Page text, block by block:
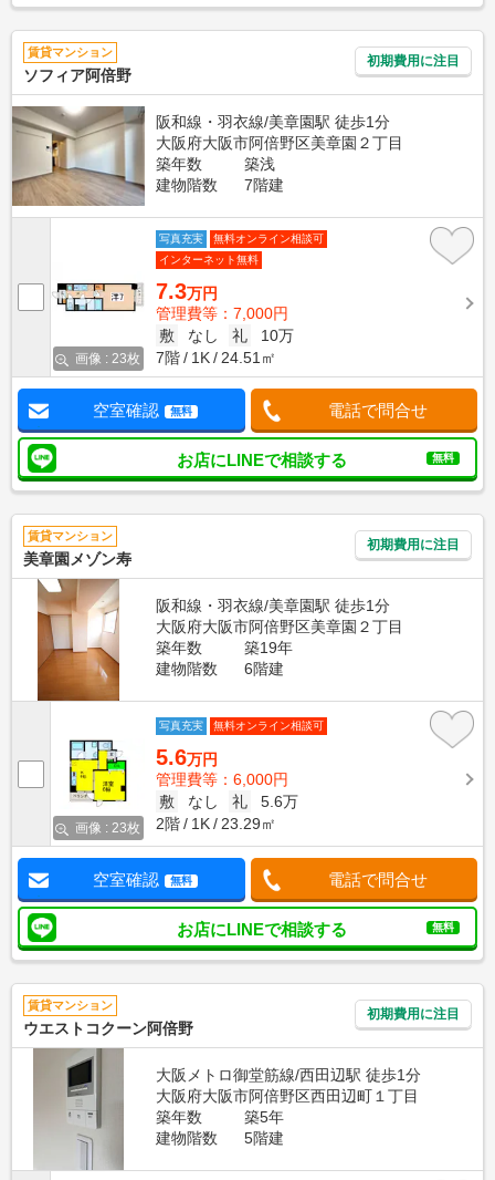
賃貸マンション
ソフィア阿倍野
初期費用に注目
阪和線・羽衣線/美章園駅 徒歩1分
大阪府大阪市阿倍野区美章園２丁目
築年数
築浅
建物階数
7階建
画像 : 23枚
写真充実
無料オンライン相談可
インターネット無料
7.3万円
管理費等：7,000円
敷
なし 礼
10万
7階
1K 24.51㎡
空室確認 無料 電話で問合せ
お店にLINEで相談する 無料
賃貸マンション
美章園メゾン寿
初期費用に注目
阪和線・羽衣線/美章園駅 徒歩1分
大阪府大阪市阿倍野区美章園２丁目
築年数
築19年
建物階数
6階建
画像 : 23枚
写真充実 無料オンライン相談可
5.6万円
管理費等：6,000円
敷
なし 礼
5.6万
2階
1K 23.29㎡
空室確認 無料 電話で問合せ
お店にLINEで相談する 無料
賃貸マンション
ウエストコクーン阿倍野
初期費用に注目
大阪メトロ御堂筋線/西田辺駅 徒歩1分
大阪府大阪市阿倍野区西田辺町１丁目
築年数
築5年
建物階数
5階建